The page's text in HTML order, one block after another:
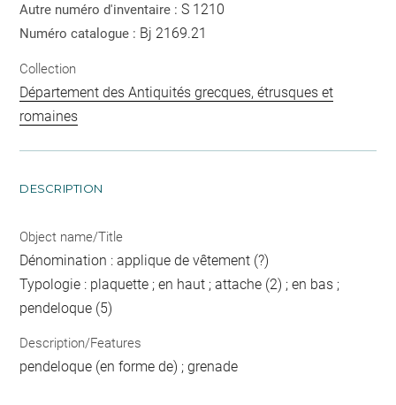
Autre numéro d'inventaire :S 1210
Numéro catalogue : Bj 2169.21
Collection
Département des Antiquités grecques, étrusques et
romaines
DESCRIPTION
Object name/Title
Dénomination : applique de vêtement (?)
Typologie : plaquette ; en haut ; attache (2) ; en bas ;
pendeloque (5)
Description/Features
pendeloque (en forme de) ; grenade